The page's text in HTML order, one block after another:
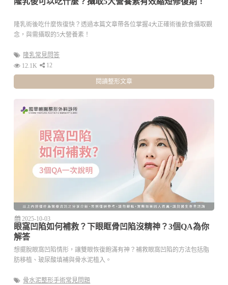
隆乳術後吃什麼恢復快？透過本篇文章帶各位掌握4大正確術後飲食攝取觀
念，與需攝取的5大營養素！
隆乳常見問答
12.1K
12
閱讀整形文章
2025-10-03
眼窩凹陷如何補救？下眼眶骨凹陷沒精神？3個QA為你
解答
想擺脫眼窩凹陷情形，讓雙眼恢復飽滿有神？補救眼窩凹陷的方法包括脂
肪移植、玻尿酸填補與骨水泥植入。
骨水泥整形手術常見問題